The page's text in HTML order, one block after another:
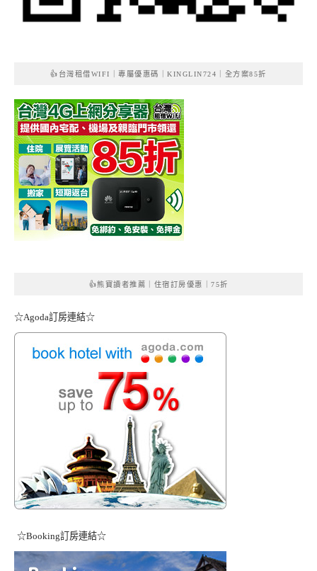
👍台灣租借WIFI｜專屬優惠碼｜KINGLIN724｜全方案85折
👍熊寶讀者推薦｜住宿訂房優惠｜75折
☆Agoda訂房連結☆
☆Booking訂房連結☆